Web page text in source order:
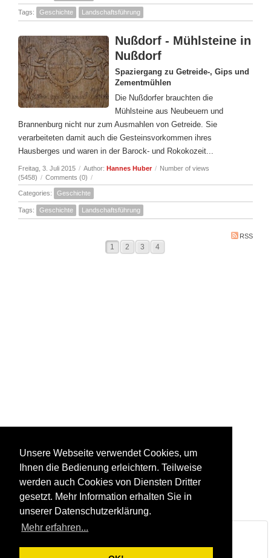
Unsere Webseite verwendet Cookies, um
Ihnen die Bedienung erleichtern. Teilweise
werden auch Cookies von Diensten Dritter
gesetzt. Mehr Information erhalten Sie in
unserer Datenschutzerklärung.
Mehr erfahren...
Tags: Geschichte Landschaftsführung
Nußdorf - Mühlsteine in
Nußdorf
Spaziergang zu Getreide-, Gips und
Zementmühlen
Die Nußdorfer brauchten die
Mühlsteine aus Neubeuern und
Brannenburg nicht nur zum Ausmahlen von Getreide. Sie
verarbeiteten damit auch die Gesteinsvorkommen ihres
Hausberges und waren in der Barock- und Rokokozeit...
Freitag, 3. Juli 2015 / Author: Hannes Huber / Number of views
(5458) / Comments (0) /
Categories: Geschichte
Tags: Geschichte Landschaftsführung
RSS
1 2 3 4
Steinbruch & Natursteinwerk Huber
Inhaber: Hannes Huber